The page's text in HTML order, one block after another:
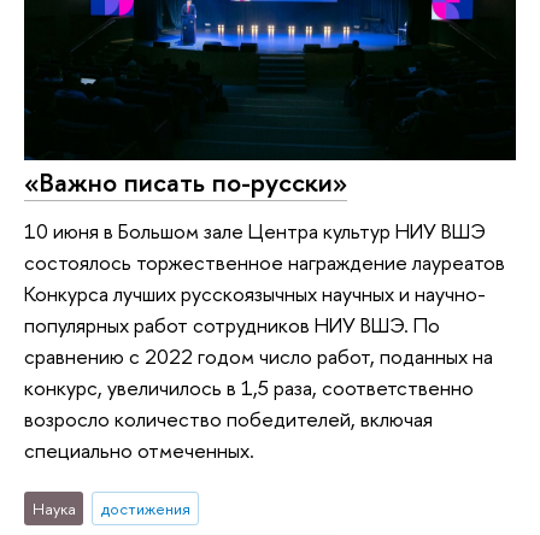
«Важно писать по-русски»
10 июня в Большом зале Центра культур НИУ ВШЭ
состоялось торжественное награждение лауреатов
Конкурса лучших русскоязычных научных и научно-
популярных работ сотрудников НИУ ВШЭ. По
сравнению с 2022 годом число работ, поданных на
конкурс, увеличилось в 1,5 раза, соответственно
возросло количество победителей, включая
специально отмеченных.
Наука
достижения